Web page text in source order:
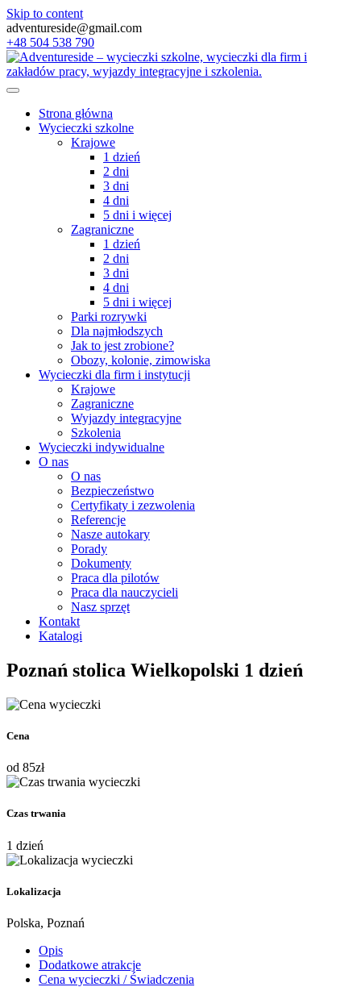
Skip to content
adventureside@gmail.com
+48 504 538 790
Strona główna
Wycieczki szkolne
Krajowe
1 dzień
2 dni
3 dni
4 dni
5 dni i więcej
Zagraniczne
1 dzień
2 dni
3 dni
4 dni
5 dni i więcej
Parki rozrywki
Dla najmłodszych
Jak to jest zrobione?
Obozy, kolonie, zimowiska
Wycieczki dla firm i instytucji
Krajowe
Zagraniczne
Wyjazdy integracyjne
Szkolenia
Wycieczki indywidualne
O nas
O nas
Bezpieczeństwo
Certyfikaty i zezwolenia
Referencje
Nasze autokary
Porady
Dokumenty
Praca dla pilotów
Praca dla nauczycieli
Nasz sprzęt
Kontakt
Katalogi
Poznań stolica Wielkopolski 1 dzień
Cena
od 85zł
Czas trwania
1 dzień
Lokalizacja
Polska, Poznań
Opis
Dodatkowe atrakcje
Cena wycieczki / Świadczenia